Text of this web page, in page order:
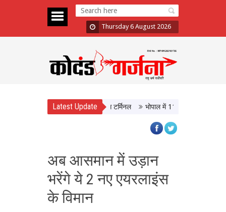
Thursday 6 August 2026
Latest Update
आधुनिक सुविधाओं से लैस होगा बस टर्मिनल भोपाल में 11 अगस्त को होगी
अब आसमान में उड़ान
भरेंगे ये 2 नए एयरलाइंस
के विमान